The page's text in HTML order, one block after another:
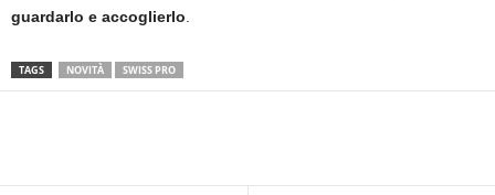
guardarlo e accoglierlo
TAGS NOVITÀ SWISS PRO